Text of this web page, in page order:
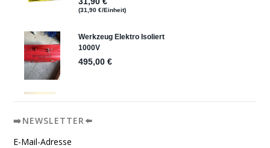
➡️NEWSLETTER⬅️
E-Mail-Adresse